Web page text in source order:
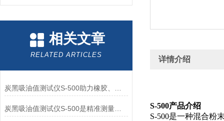
相关文章
RELATED ARTICLES
炭黑吸油值测试仪S-500是精准测量炭黑吸油值的得力助手
详情介绍
S-500产品介绍
S-500是一种混合粉